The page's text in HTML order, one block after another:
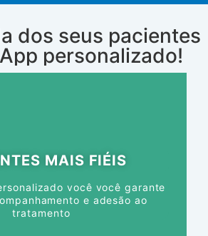
dos seus pacientes
personalizado!
MAIS FIÉIS
você você garante
e adesão ao
tratamento